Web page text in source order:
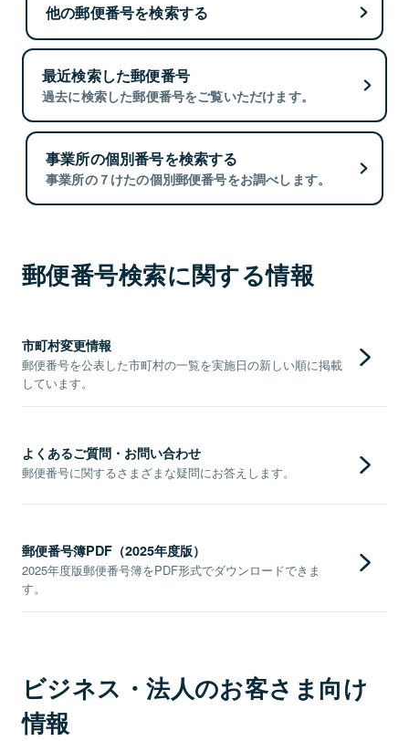
他の郵便番号を検索する
最近検索した郵便番号
過去に検索した郵便番号をご覧いただけます。
事業所の個別番号を検索する
事業所の７けたの個別郵便番号をお調べします。
郵便番号検索に関する情報
市町村変更情報
郵便番号を公表した市町村の一覧を実施日の新しい順に掲載
しています。
よくあるご質問・お問い合わせ
郵便番号に関するさまざまな疑問にお答えします。
郵便番号簿PDF（2025年度版）
2025年度版郵便番号簿をPDF形式でダウンロードできま
す。
ビジネス・法人のお客さま向け
情報